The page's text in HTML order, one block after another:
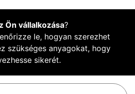
Ön vállalkozása?
le, hogyan szerezhet
szükséges anyagokat, hogy
sikerét.